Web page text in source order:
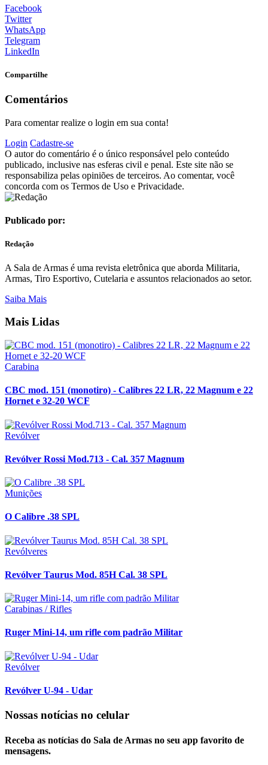
Facebook
Twitter
WhatsApp
Telegram
LinkedIn
Compartilhe
Comentários
Para comentar realize o login em sua conta!
Login Cadastre-se
O autor do comentário é o único responsável pelo conteúdo
publicado, inclusive nas esferas civil e penal. Este site não se
responsabiliza pelas opiniões de terceiros. Ao comentar, você
concorda com os Termos de Uso e Privacidade.
Publicado por:
Redação
A Sala de Armas é uma revista eletrônica que aborda Militaria,
Armas, Tiro Esportivo, Cutelaria e assuntos relacionados ao setor.
Saiba Mais
Mais Lidas
Carabina
CBC mod. 151 (monotiro) - Calibres 22 LR, 22 Magnum e 22
Hornet e 32-20 WCF
Revólver
Revólver Rossi Mod.713 - Cal. 357 Magnum
Munições
O Calibre .38 SPL
Revólveres
Revólver Taurus Mod. 85H Cal. 38 SPL
Carabinas / Rifles
Ruger Mini-14, um rifle com padrão Militar
Revólver
Revólver U-94 - Udar
Nossas notícias no celular
Receba as notícias do Sala de Armas no seu app favorito de
mensagens.